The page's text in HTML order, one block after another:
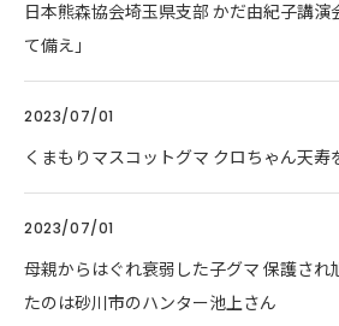
日本熊森協会埼玉県支部 かだ由紀子講演
て備え」
2023/07/01
くまもりマスコットグマ クロちゃん天寿
2023/07/01
母親からはぐれ衰弱した子グマ 保護さ
たのは砂川市のハンター池上さん